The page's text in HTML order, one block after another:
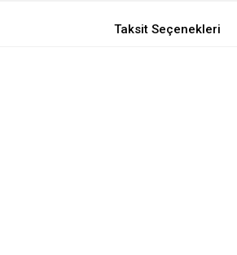
Taksit Seçenekleri